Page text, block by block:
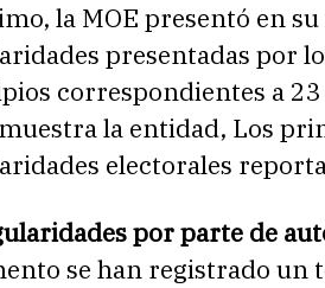
la MOE presentó en
presentadas por
correspondientes a
la entidad, Los
electorales
por parte de
se han registrado un